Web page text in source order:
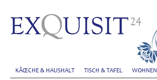
KÃŒCHE & HAUSHALT TISCH & TAFEL